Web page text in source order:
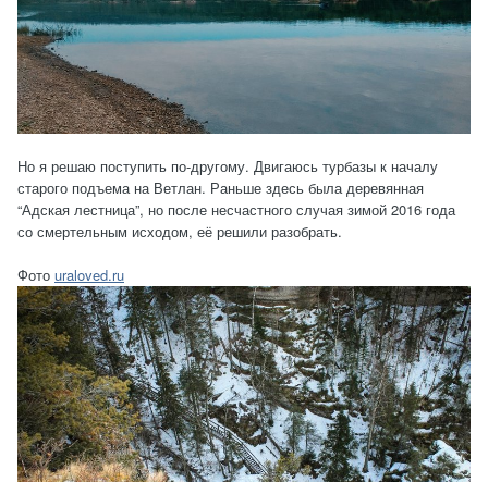
Но я решаю поступить по-другому. Двигаюсь турбазы к началу
старого подъема на Ветлан. Раньше здесь была деревянная
“Адская лестница”, но после несчастного случая зимой 2016 года
со смертельным исходом, её решили разобрать.
Фото uraloved.ru